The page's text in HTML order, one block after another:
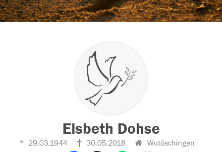
Elsbeth Dohse
29.03.1944 30.05.2018 Wutöschingen